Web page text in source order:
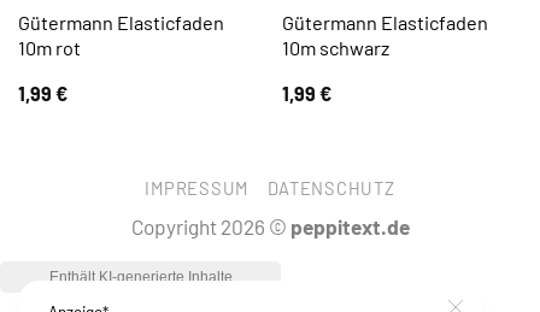
Gütermann Elasticfaden
10m rot
1,99 €
Gütermann Elasticfaden
10m schwarz
1,99 €
IMPRESSUM DATENSCHUTZ
Copyright 2026 © peppitext.de